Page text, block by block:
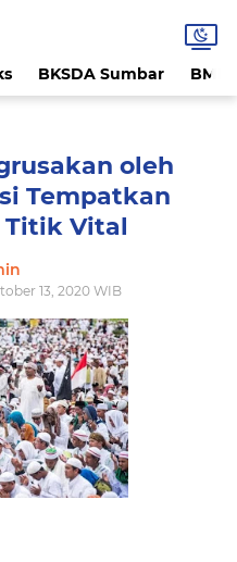
BKSDA Sumbar
oleh
Tempatkan
Titik Vital
13, 2020 WIB